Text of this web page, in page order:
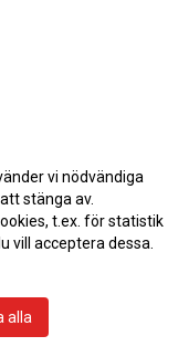
vi nödvändiga
stänga av.
t.ex. för statistik
vill acceptera dessa.
alla